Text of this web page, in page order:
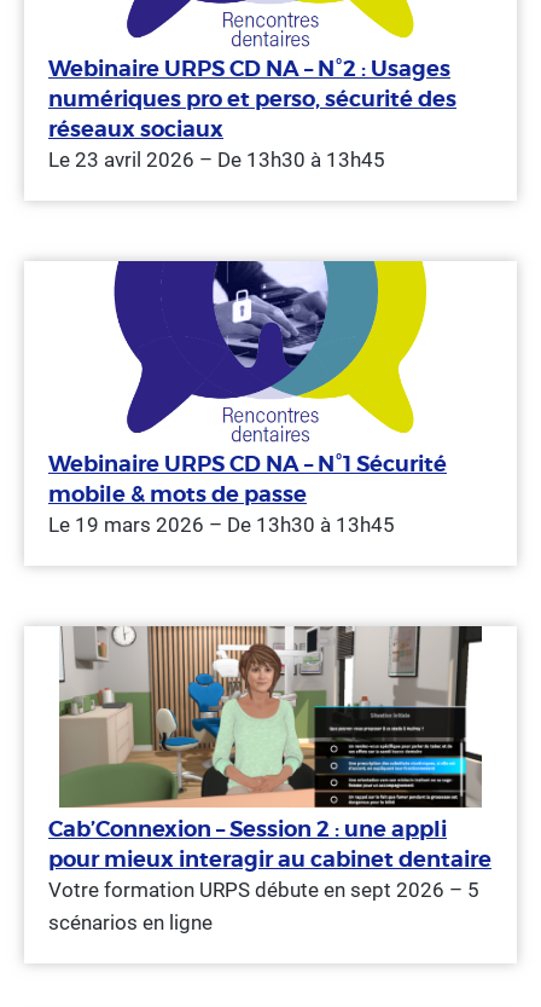
Webinaire URPS CD NA – N°2 : Usages
numériques pro et perso, sécurité des
réseaux sociaux
Le 23 avril 2026 – De 13h30 à 13h45
Webinaire URPS CD NA – N°1 Sécurité
mobile & mots de passe
Le 19 mars 2026 – De 13h30 à 13h45
Cab’Connexion – Session 2 : une appli
pour mieux interagir au cabinet dentaire
Votre formation URPS débute en sept 2026 – 5
scénarios en ligne